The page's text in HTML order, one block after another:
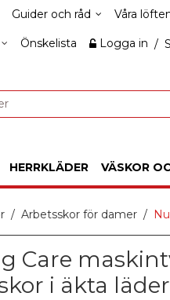
Guider och råd Våra
Önskelista Logga in /
HERRKLÄDER VÄSKOR
Arbetsskor för damer
Care
i äkta läder